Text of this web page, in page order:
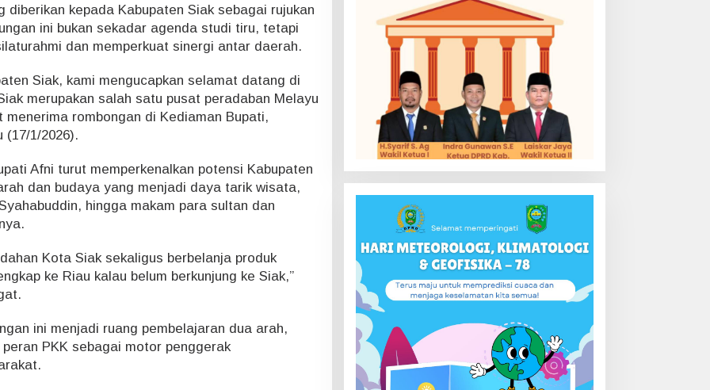
kepada Kabupaten Siak sebagai rujukan
ini bukan sekadar agenda studi tiru, tetapi
dan memperkuat sinergi antar daerah.
Siak, kami mengucapkan selamat datang di
merupakan salah satu pusat peradaban Melayu
menerima rombongan di Kediaman Bupati,
(17/1/2026).
Afni turut memperkenalkan potensi Kabupaten
dan budaya yang menjadi daya tarik wisata,
hingga makam para sultan dan
Kota Siak sekaligus berbelanja produk
ke Riau kalau belum berkunjung ke Siak,”
ini menjadi ruang pembelajaran dua arah,
PKK sebagai motor penggerak